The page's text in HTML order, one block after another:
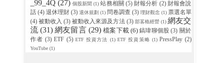
_99_4Q (27) 個股新聞 (1) 站務相關 (5) 財報分析 (2) 財報會說
話 (4) 退休理財 (3) 退休規劃 (1) 問卷調查 (3) 理財觀念 (1) 票選名單
(4) 被動收入 (3) 被動收入來源及方法 (3) 部茖格經營 (1) 網友交
流 (31) 網友留言 (29) 檔案下載 (6) 鎬瑋聊個股 (3) 關於
作者 (3) ETF (5) ETF 投資方法 (1) ETF 投資策略 (1) PressPlay (2)
YouTube (1)